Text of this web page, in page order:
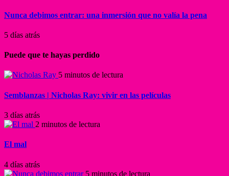
Nunca debimos entrar: una inmersión que no valía la pena
5 días atrás
Puede que te hayas perdido
5 minutos de lectura
Semblanzas | Nicholas Ray: vivir en las películas
3 días atrás
2 minutos de lectura
El mal
4 días atrás
5 minutos de lectura